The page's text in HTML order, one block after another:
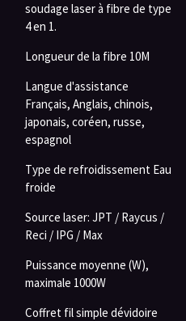
soudage laser à fibre de type
4 en 1.
Longueur de la fibre 10M
Langue d'assistance
Français, Anglais, chinois,
japonais, coréen, russe,
espagnol
Type de refroidissement Eau
froide
Source laser: JPT / Raycus /
Reci / IPG / Max
Puissance moyenne (W),
maximale 1000W
Coffret fil simple dévidoire